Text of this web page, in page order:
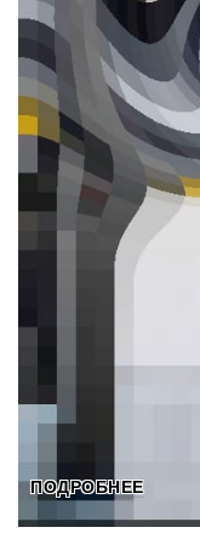
ПОДРОБНЕЕ